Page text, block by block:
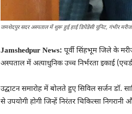
जमशेदपुर सदर अस्पताल में शुरू हुई हाई डिपेंडेंसी यूनिट, गंभीर
Jamshedpur News: पूर्वी सिंहभूम जिले के
अस्पताल में अत्याधुनिक उच्च निर्भरता इकाई
उद्घाटन समारोह में बोलते हुए सिविल सर्जन
से उपयोगी होगी जिन्हें निरंतर चिकित्सा